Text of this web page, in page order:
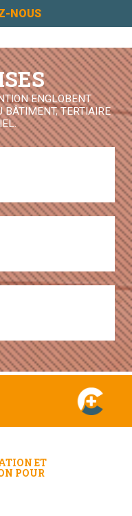
NOUS
ENGLOBENT
BÂTIMENT, TERTIAIRE
ET
POUR